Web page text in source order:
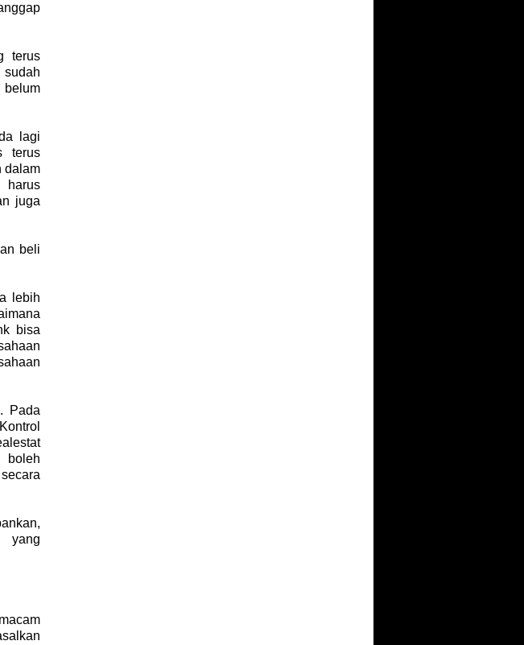
terus
belum
lagi
terus
dalam
harus
juga
beli
lebih
bisa
Pada
yang